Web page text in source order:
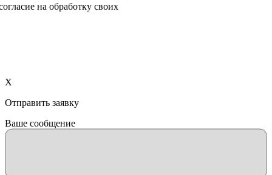
на обработку своих
X
Отправить заявку
Ваше сообщение